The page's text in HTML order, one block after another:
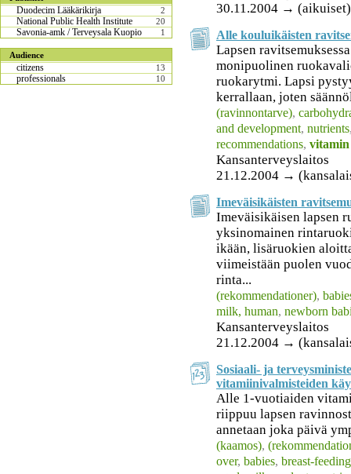
Duodecim Lääkärikirja 2
National Public Health Institute 20
Savonia-amk / Terveysala Kuopio 1
Audience
citizens 13
professionals 10
30.11.2004 →
Alle kouluikäisten
Lapsen
monipuolinen
ruokarytmi. Lapsi
kerrallaan, joten
(ravinnontarve),
and development, nutrients
recommendations,
Kansanterveyslaitos
21.12.2004 →
Imeväisikäisten
Imeväisikäisen lapsen
yksinomainen
ikään, lisäruokien
viimeistään puolen
rinta...
(rekommendationer),
milk, human, newborn
Kansanterveyslaitos
21.12.2004 →
Sosiaali- ja
vitamiinivalmisteiden
Alle 1-vuotiaiden
riippuu lapsen
annetaan joka päivä
(kaamos),
over, babies, breast-feeding